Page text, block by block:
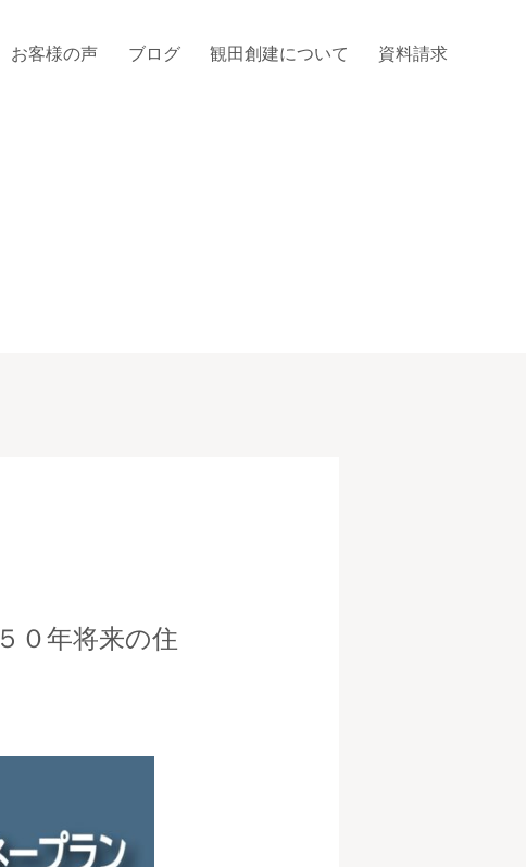
お客様の声 ブログ 観田創建について 資料請求
０年将来の住